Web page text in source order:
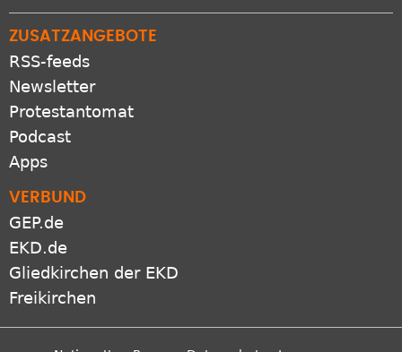
ZUSATZANGEBOTE
RSS-feeds
Newsletter
Protestantomat
Podcast
Apps
VERBUND
GEP.de
EKD.de
Gliedkirchen der EKD
Freikirchen